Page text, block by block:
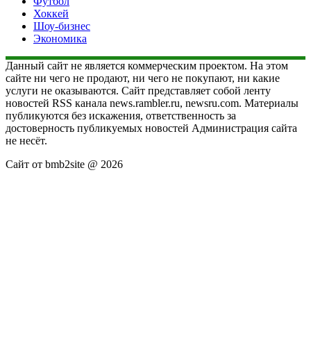
Хоккей
Шоу-бизнес
Экономика
Данный сайт не является коммерческим проектом. На этом
сайте ни чего не продают, ни чего не покупают, ни какие
услуги не оказываются. Сайт представляет собой ленту
новостей RSS канала news.rambler.ru, newsru.com. Материалы
публикуются без искажения, ответственность за
достоверность публикуемых новостей Администрация сайта
не несёт.
Сайт от bmb2site @ 2026